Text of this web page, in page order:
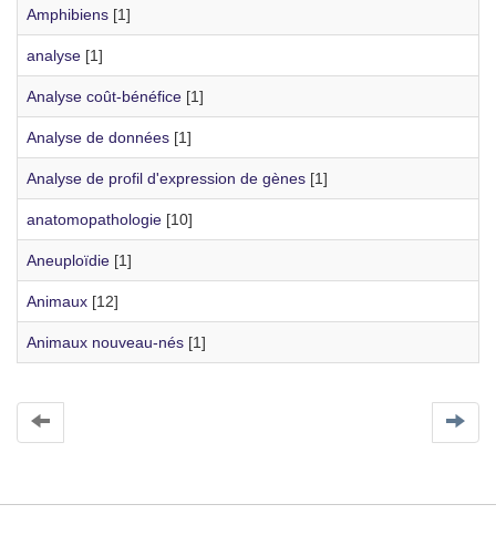
Amphibiens [1]
analyse [1]
Analyse coût-bénéfice [1]
Analyse de données [1]
Analyse de profil d'expression de gènes [1]
anatomopathologie [10]
Aneuploïdie [1]
Animaux [12]
Animaux nouveau-nés [1]